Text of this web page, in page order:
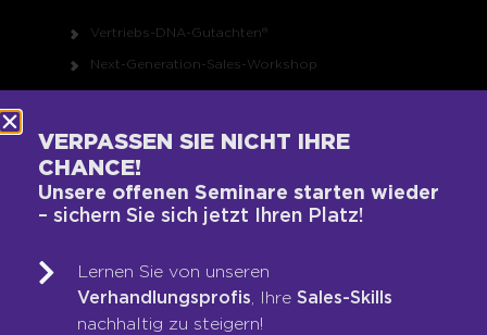
Vertriebs-DNA-Gutachten®
Next-Generation-Sales-Workshop
Training & Coaching
LOOP-Prozess®
Team
Unsere Werte
VERPASSEN SIE NICHT IHRE
CHANCE!
Unsere offenen Seminare starten wieder
– sichern Sie sich jetzt Ihren Platz!
Lernen Sie von unseren
Verhandlungsprofis , IhreSales-Skills
nachhaltig zu steigern!